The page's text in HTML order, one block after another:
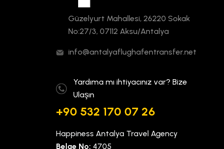
Güzelyurt Mahallesi, 26220 Sokak
No:27/3, 07112 Aksu/Antalya
info@antalyaflughafentransfer.net
Yardıma mı ihtiyacınız var? Bize
Ulaşın
+90 532 170 07 26
Happiness Antalya Travel Agency
Belge No: 4705